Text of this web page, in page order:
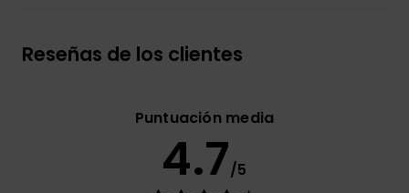
Reseñas de los clientes
Puntuación media
4.7/5